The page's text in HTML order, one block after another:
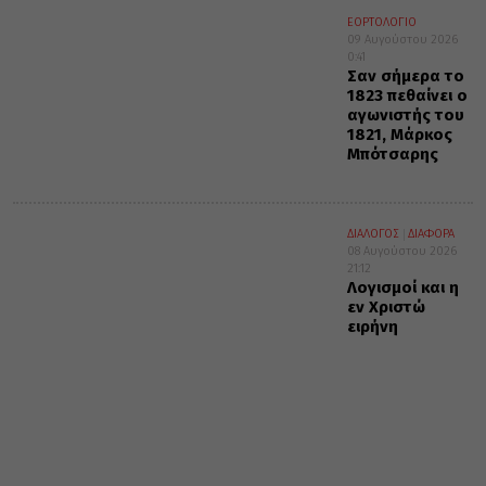
ΕΟΡΤΟΛΟΓΙΟ
09 Αυγούστου 2026
0:41
Σαν σήμερα το
1823 πεθαίνει ο
αγωνιστής του
1821, Μάρκος
Μπότσαρης
ΔΙΑΛΟΓΟΣ
ΔΙΑΦΟΡΑ
08 Αυγούστου 2026
21:12
Λογισμοί και η
εν Χριστώ
ειρήνη